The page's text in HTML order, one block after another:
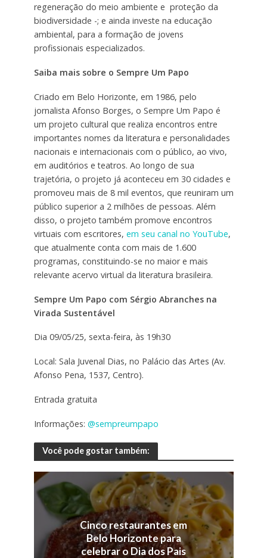
regeneração do meio ambiente e proteção da
biodiversidade -; e ainda investe na educação
ambiental, para a formação de jovens
profissionais especializados.
Saiba mais sobre o Sempre Um Papo
Criado em Belo Horizonte, em 1986, pelo
jornalista Afonso Borges, o Sempre Um Papo é
um projeto cultural que realiza encontros entre
importantes nomes da literatura e personalidades
nacionais e internacionais com o público, ao vivo,
em auditórios e teatros. Ao longo de sua
trajetória, o projeto já aconteceu em 30 cidades e
promoveu mais de 8 mil eventos, que reuniram um
público superior a 2 milhões de pessoas. Além
disso, o projeto também promove encontros
virtuais com escritores, em seu canal no YouTube,
que atualmente conta com mais de 1.600
programas, constituindo-se no maior e mais
relevante acervo virtual da literatura brasileira.
Sempre Um Papo com Sérgio Abranches na
Virada Sustentável
Dia 09/05/25, sexta-feira, às 19h30
Local: Sala Juvenal Dias, no Palácio das Artes (Av.
Afonso Pena, 1537, Centro).
Entrada gratuita
Informações: @sempreumpapo
Você pode gostar também:
Cinco restaurantes em
Belo Horizonte para
celebrar o Dia dos Pais